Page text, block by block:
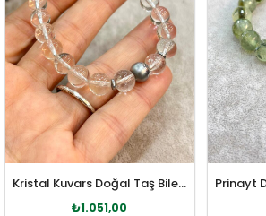
Kristal Kuvars Doğal Taş Bileklik
₺1.051,00